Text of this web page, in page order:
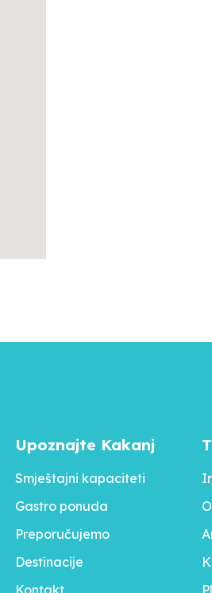
Upoznajte Kakanj
Smještajni kapaciteti
Gastro ponuda
Preporučujemo
Destinacije
Kontakt